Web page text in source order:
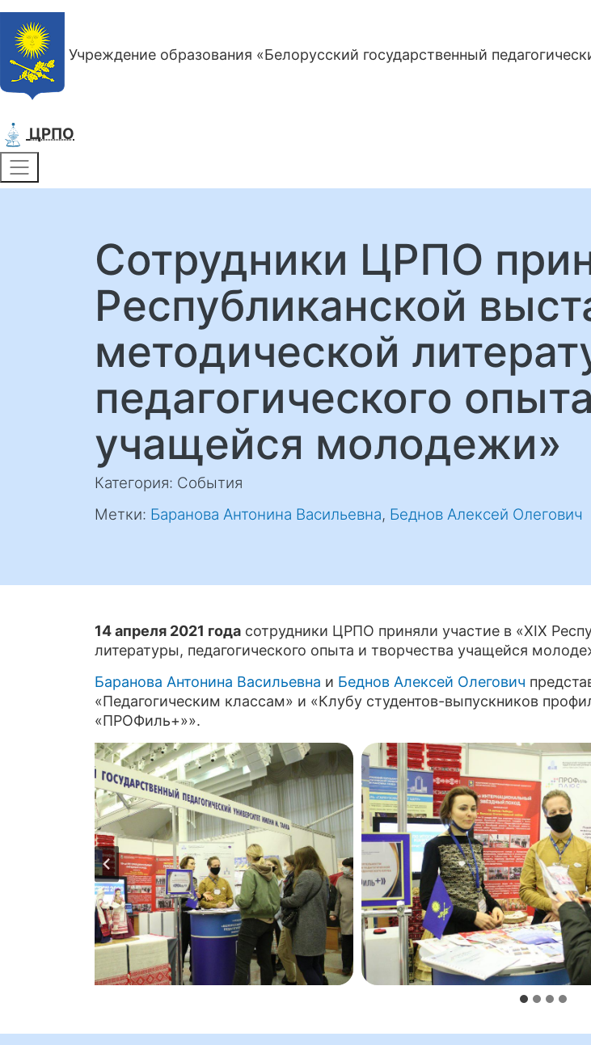
Учреждение образования «Белорусский государственный
ЦРПО
Сотрудники ЦРПО
Республиканской
методической
педагогического
учащейся молодежи»
Категория: События
Метки: Баранова Антонина Васильевна, Беднов Алексей Олегович
14 апреля 2021 года сотрудники ЦРПО приняли участие в «XIX
литературы, педагогического опыта и творчества учащейся
Баранова Антонина Васильевна и Беднов Алексей Олегович
«Педагогическим классам» и «Клубу студентов-выпускников
«ПРОФиль+»».